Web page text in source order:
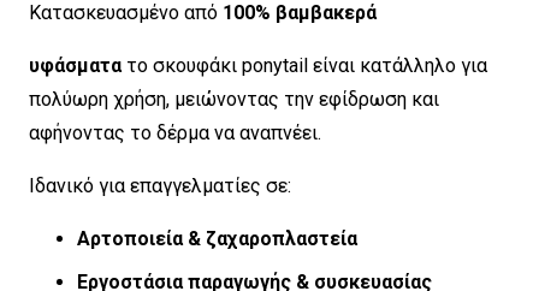
Κατασκευασμένο από 100% βαμβακερά
υφάσματα το σκουφάκι ponytail είναι κατάλληλο για
πολύωρη χρήση, μειώνοντας την εφίδρωση και
αφήνοντας το δέρμα να αναπνέει.
Ιδανικό για επαγγελματίες σε:
Αρτοποιεία & ζαχαροπλαστεία
Εργοστάσια παραγωγής & συσκευασίας